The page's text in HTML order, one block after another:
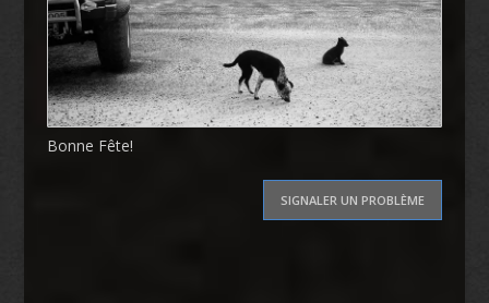
Bonne Fête!
SIGNALER UN PROBLÈME